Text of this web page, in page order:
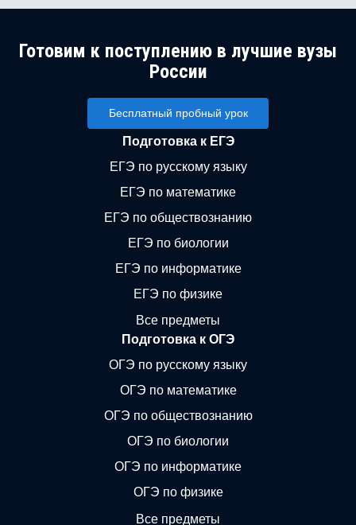
Готовим к поступлению в лучшие вузы
России
Бесплатный пробный урок
Подготовка к ЕГЭ
ЕГЭ по русскому языку
ЕГЭ по математике
ЕГЭ по обществознанию
ЕГЭ по биологии
ЕГЭ по информатике
ЕГЭ по физике
Все предметы
Подготовка к ОГЭ
ОГЭ по русскому языку
ОГЭ по математике
ОГЭ по обществознанию
ОГЭ по биологии
ОГЭ по информатике
ОГЭ по физике
Все предметы